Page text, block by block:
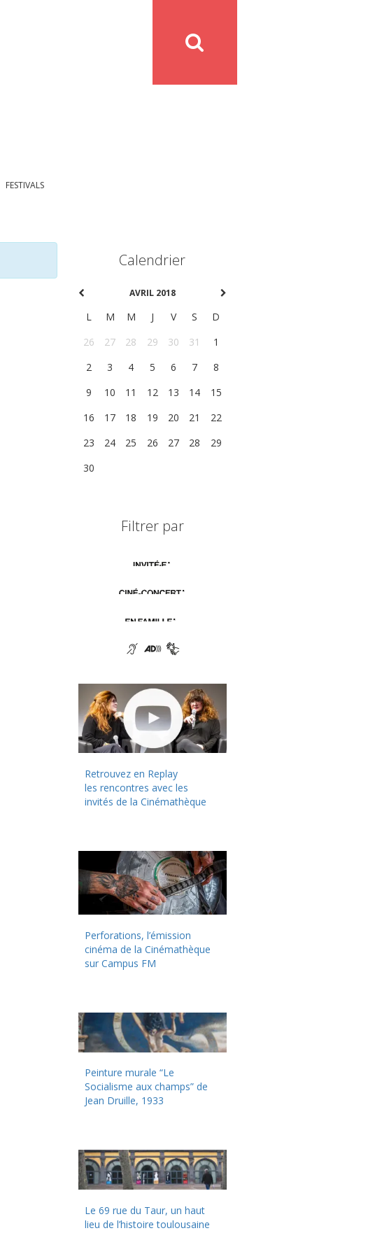
FESTIVALS
Calendrier
AVRIL 2018
L M M J V S
D
26
27 28 29 30 31
1
2
3 4 5 6 7
8
9
10 11 12 13 14
15
16
17 18 19 20 21
22
23
24 25 26 27 28
29
30
Filtrer par
Retrouvez en Replay
les rencontres avec les
invités de la Cinémathèque
Perforations, l’émission
cinéma de la Cinémathèque
sur Campus FM
Peinture murale “Le
Socialisme aux champs” de
Jean Druille, 1933
Le 69 rue du Taur, un haut
lieu de l’histoire toulousaine